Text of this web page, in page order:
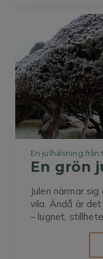
En julhälsning
En grön
Julen närmar
vila. Ändå är
– lugnet,
trädgården
ovanligt mild
frånvaro, men